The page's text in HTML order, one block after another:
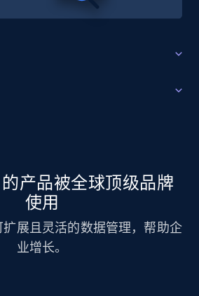
立即获取
立即获取
产品被全球顶级品牌
使用
展且灵活的数据管理，帮助企
业增长。